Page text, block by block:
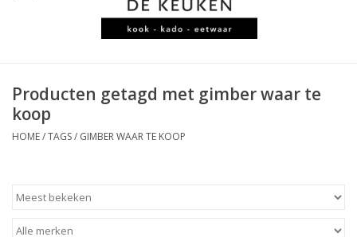
KOFFIE
*KADO*
Producten getagd met gimber waar te
koop
HOME/TAGS/ GIMBER WAAR TE KOOP